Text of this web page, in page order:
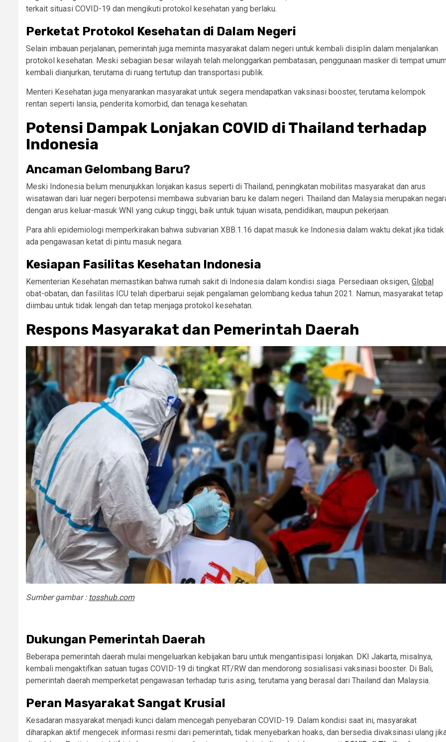
terkait situasi COVID-19 dan mengikuti protokol kesehatan yang berlaku.
Perketat Protokol Kesehatan di Dalam Negeri
Selain imbauan perjalanan, pemerintah juga meminta masyarakat dalam negeri untuk kembali disiplin dalam menjalankan
protokol kesehatan. Meski sebagian besar wilayah telah melonggarkan pembatasan, penggunaan masker di tempat
kembali dianjurkan, terutama di ruang tertutup dan transportasi publik.
Menteri Kesehatan juga menyarankan masyarakat untuk segera mendapatkan vaksinasi booster, terutama kelompok
rentan seperti lansia, penderita komorbid, dan tenaga kesehatan.
Potensi Dampak Lonjakan COVID di Thailand terhadap
Indonesia
Ancaman Gelombang Baru?
Meski Indonesia belum menunjukkan lonjakan kasus seperti di Thailand, peningkatan mobilitas masyarakat dan arus
wisatawan dari luar negeri berpotensi membawa subvarian baru ke dalam negeri. Thailand dan Malaysia merupakan
dengan arus keluar-masuk WNI yang cukup tinggi, baik untuk tujuan wisata, pendidikan, maupun pekerjaan.
Para ahli epidemiologi memperkirakan bahwa subvarian XBB.1.16 dapat masuk ke Indonesia dalam waktu dekat jika tidak
ada pengawasan ketat di pintu masuk negara.
Kesiapan Fasilitas Kesehatan Indonesia
Kementerian Kesehatan memastikan bahwa rumah sakit di Indonesia dalam kondisi siaga. Persediaan oksigen, Global
obat-obatan, dan fasilitas ICU telah diperbarui sejak pengalaman gelombang kedua tahun 2021. Namun, masyarakat tetap
diimbau untuk tidak lengah dan tetap menjaga protokol kesehatan.
Respons Masyarakat dan Pemerintah Daerah
Sumber gambar : tosshub.com
Dukungan Pemerintah Daerah
Beberapa pemerintah daerah mulai mengeluarkan kebijakan baru untuk mengantisipasi lonjakan. DKI Jakarta, misalnya,
kembali mengaktifkan satuan tugas COVID-19 di tingkat RT/RW dan mendorong sosialisasi vaksinasi booster. Di Bali,
pemerintah daerah memperketat pengawasan terhadap turis asing, terutama yang berasal dari Thailand dan Malaysia.
Peran Masyarakat Sangat Krusial
Kesadaran masyarakat menjadi kunci dalam mencegah penyebaran COVID-19. Dalam kondisi saat ini, masyarakat
diharapkan aktif mengecek informasi resmi dari pemerintah, tidak menyebarkan hoaks, dan bersedia divaksinasi ulang